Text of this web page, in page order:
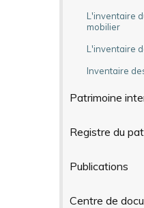
L'inventaire
mobilier
L'inventaire
Inventaire
Patrimoine
Registre du
Publications
Centre de